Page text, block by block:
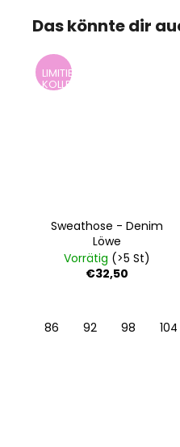
Das könnte dir
LIMITIERTE
KOLLEKTION
Sweathose - Denim
Löwe
Vorrätig (>5 St)
€32,50
86 92 98 104